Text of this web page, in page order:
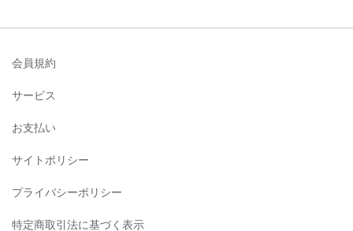
会員規約
サービス
お支払い
サイトポリシー
プライバシーポリシー
特定商取引法に基づく表示